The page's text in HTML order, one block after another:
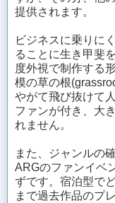
提供されます。
ビジネスに乗りに
ることに生き甲斐
度外視で制作する
模の草の根
やがて飛び抜けて
ファンが付き、大
れません。
また、ジャンルの
ARGのファンイベ
ずです。宿泊型で
まで過去作品のプ